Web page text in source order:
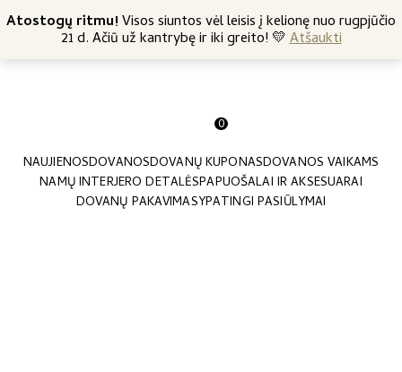
Atostogų ritmu!Visos siuntos vėl leisis į kelionę nuo rugpjūčio
21 d. Ačiū už kantrybę ir iki greito! 💛Atšaukti
Nemokamas siuntimas nuo 45 Eur +370 682 57369
0
NAUJIENOSDOVANOSDOVANŲ KUPONASDOVANOS VAIKAMS
NAMŲ INTERJERO DETALĖSPAPUOŠALAI IR AKSESUARAI
DOVANŲ PAKAVIMASYPATINGI PASIŪLYMAI